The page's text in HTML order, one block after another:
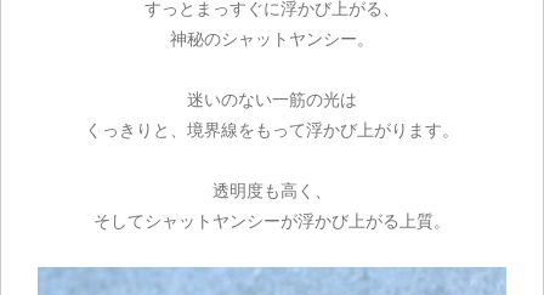
すっとまっすぐに浮かび上がる、
神秘のシャットヤンシー。
迷いのない一筋の光は
くっきりと、境界線をもって浮かび上がります。
透明度も高く、
そしてシャットヤンシーが浮かび上がる上質。